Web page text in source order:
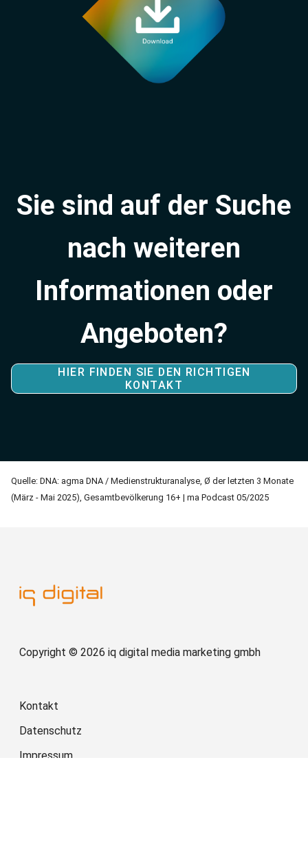
Sie sind auf der Suche
nach weiteren
Informationen oder
Angeboten?
HIER FINDEN SIE DEN RICHTIGEN
KONTAKT
Quelle: DNA: agma DNA / Medienstrukturanalyse, Ø der letzten 3 Monate
(März - Mai 2025), Gesamtbevölkerung 16+ | ma Podcast 05/2025
Copyright © 2026 iq digital media marketing gmbh
Kontakt
Datenschutz
Impressum